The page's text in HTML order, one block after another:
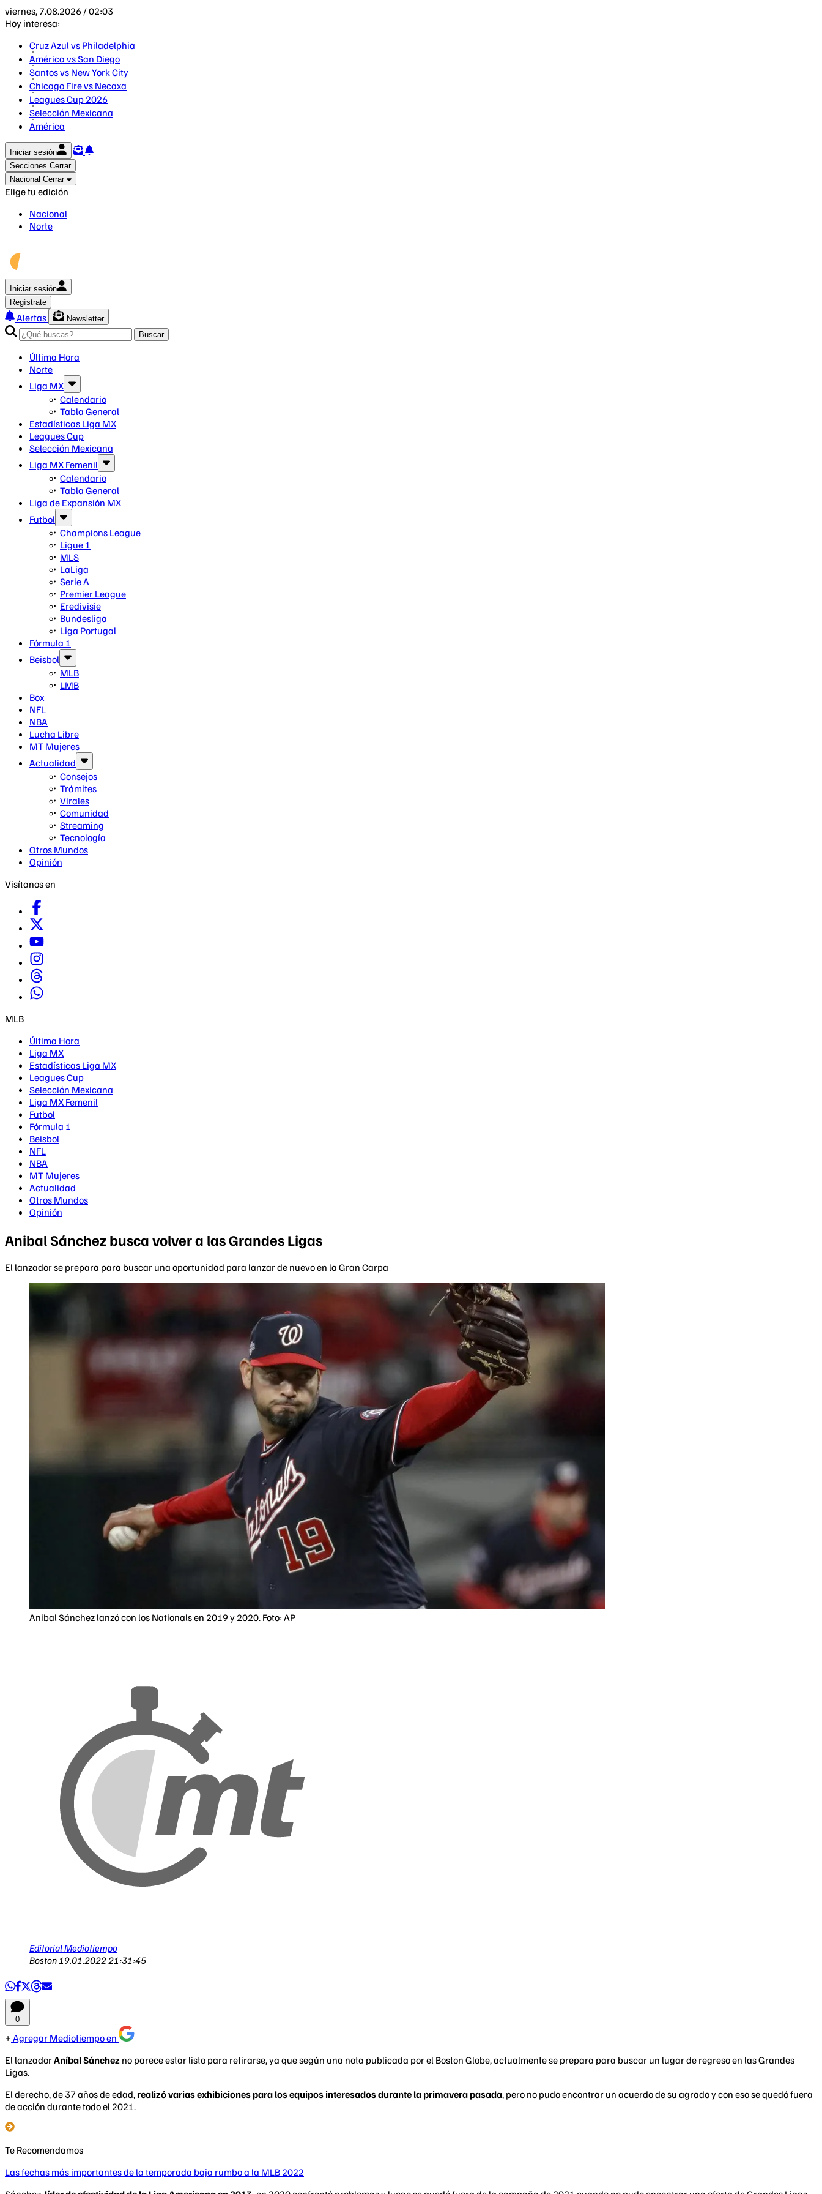
viernes, 7.08.2026 / 02:03
Hoy interesa:
Cruz Azul vs Philadelphia
América vs San Diego
Santos vs New York City
Chicago Fire vs Necaxa
Leagues Cup 2026
Selección Mexicana
América
Iniciar sesión
Secciones Cerrar
Nacional Cerrar
Elige tu edición
Nacional
Norte
Iniciar sesión
Regístrate
Alertas
Newsletter
Buscar
Última Hora
Norte
Liga MX
Calendario
Tabla General
Estadísticas Liga MX
Leagues Cup
Selección Mexicana
Liga MX Femenil
Calendario
Tabla General
Liga de Expansión MX
Futbol
Champions League
Ligue 1
MLS
LaLiga
Serie A
Premier League
Eredivisie
Bundesliga
Liga Portugal
Fórmula 1
Beisbol
MLB
LMB
Box
NFL
NBA
Lucha Libre
MT Mujeres
Actualidad
Consejos
Trámites
Virales
Comunidad
Streaming
Tecnología
Otros Mundos
Opinión
Visítanos en
MLB
Última Hora
Liga MX
Estadísticas Liga MX
Leagues Cup
Selección Mexicana
Liga MX Femenil
Futbol
Fórmula 1
Beisbol
NFL
NBA
MT Mujeres
Actualidad
Otros Mundos
Opinión
Anibal Sánchez busca volver a las Grandes Ligas
El lanzador se prepara para buscar una oportunidad para lanzar de nuevo en la Gran Carpa
Anibal Sánchez lanzó con los Nationals en 2019 y 2020. Foto: AP
Editorial Mediotiempo
Boston 19.01.2022 21:31:45
0
Agregar Mediotiempo en
El lanzadorAníbal Sánchez no parece estar listo para retirarse, ya que según una nota publicada por el Boston Globe, actualmente se prepara para buscar un lugar de regreso en las Grandes
Ligas.
El derecho, de 37 años de edad, realizó varias exhibiciones para los equipos interesados durante la primavera pasada, pero no pudo encontrar un acuerdo de su agrado y con eso se quedó fuera
de acción durante todo el 2021.
Te Recomendamos
Las fechas más importantes de la temporada baja rumbo a la MLB 2022